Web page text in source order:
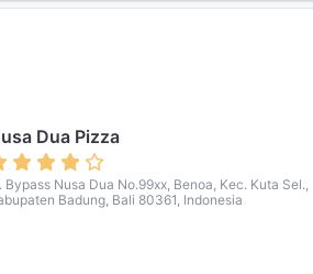
Dua Pizza
Bypass Nusa Dua No.99xx, Benoa, Kec. Kuta Sel.,
Badung, Bali 80361, Indonesia